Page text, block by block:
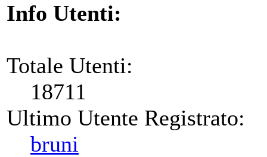
Info Utenti:
Totale Utenti:
18711
Ultimo Utente Registrato:
bruni